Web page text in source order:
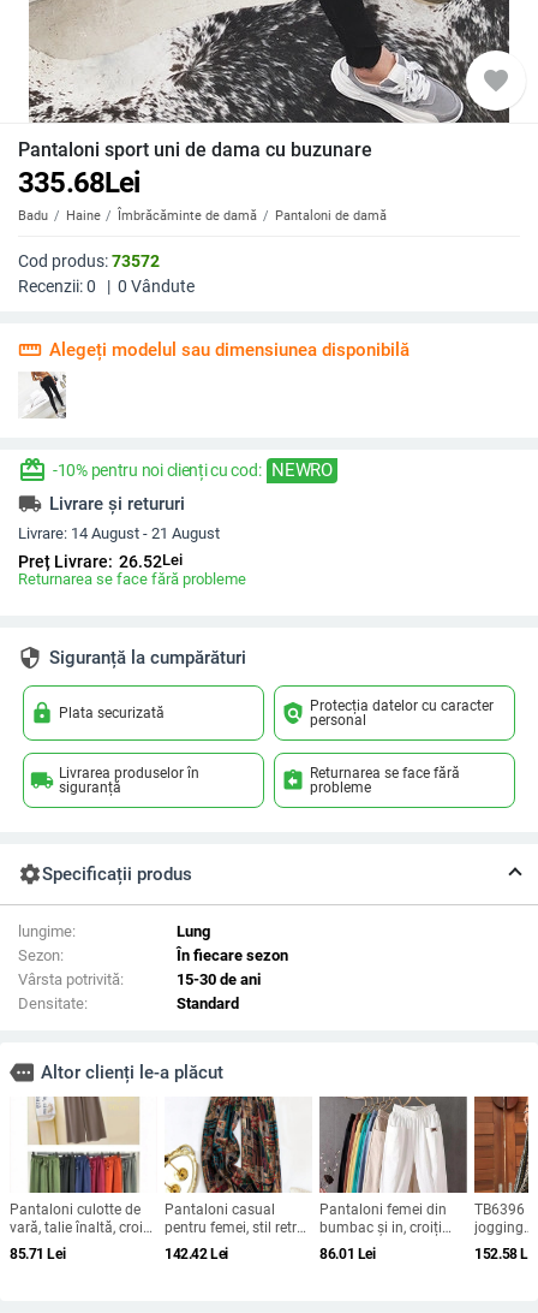
favorite
Pantaloni sport uni de dama cu buzunare
335.68Lei
Badu Haine Îmbrăcăminte de damă Pantaloni de damă
Cod produs:73572
Recenzii:0 | 0 Vândute
straighten Alegeți modelul sau dimensiunea disponibilă
redeem -10% pentru noi clienți cu cod: NEWRO
local_shipping Livrare și retururi
Livrare: 14 August - 21 August
Preț Livrare: 26.52Lei
Returnarea se face fără probleme
security Siguranță la cumpărături
lock Plata securizată policy Protecția datelor cu caracter
personal
local_shipping Livrarea produselor în
siguranță
assignment_return Returnarea se face fără
probleme
settingsSpecificații produs
lungime:
Lung
Sezon:
În fiecare sezon
Vârsta potrivită:
15-30 de ani
Densitate:
Standard
more Altor clienți le-a plăcut
Pantaloni culotte de
vară, talie înaltă, croi
lejer, mărime plus,
culoare uni, talie
85.71 Lei
Pantaloni casual
pentru femei, stil retro
drept, talie elastică,
95% poliester, vară
142.42Lei
Pantaloni femei din
bumbac și in, croiți
3/4, stil hareem, talie
medie, croială lejeră,
86.01 Lei
TB6396
jogging
mari
152.58Lei